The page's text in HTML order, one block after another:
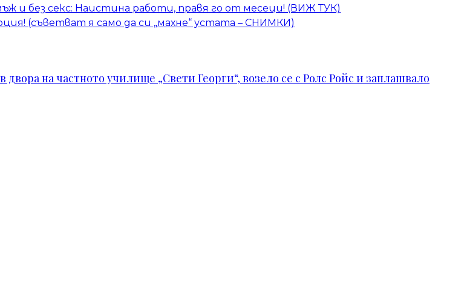
и без секс: Наистина работи, правя го от месеци! (ВИЖ ТУК)
(съветват я само да си „махне“ устата – СНИМКИ)
на частното училище „Свети Георги“, возело се с Ролс Ройс и заплашвало